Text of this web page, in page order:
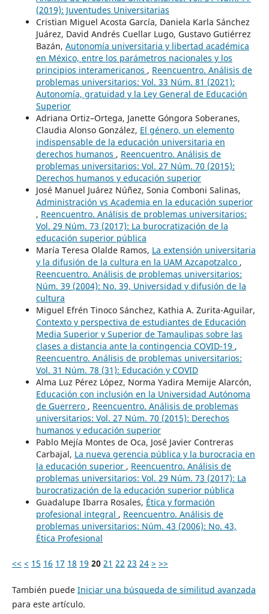
(2019): Juventudes Universitarias
Cristian Miguel Acosta García, Daniela Karla Sánchez
Juárez, David Andrés Cuellar Lugo, Gustavo Gutiérrez
Bazán, Autonomía universitaria y libertad académica
en México, entre los parámetros nacionales y los
principios interamericanos , Reencuentro. Análisis de
problemas universitarios: Vol. 33 Núm. 81 (2021):
Autonomía, gratuidad y la Ley General de Educación
Superior
Adriana Ortiz–Ortega, Janette Góngora Soberanes,
Claudia Alonso González, El género, un elemento
indispensable de la educación universitaria en
derechos humanos , Reencuentro. Análisis de
problemas universitarios: Vol. 27 Núm. 70 (2015):
Derechos humanos y educación superior
José Manuel Juárez Núñez, Sonia Comboni Salinas,
Administración vs Academia en la educación superior
, Reencuentro. Análisis de problemas universitarios:
Vol. 29 Núm. 73 (2017): La burocratización de la
educación superior pública
María Teresa Olalde Ramos, La extensión universitaria
y la difusión de la cultura en la UAM Azcapotzalco ,
Reencuentro. Análisis de problemas universitarios:
Núm. 39 (2004): No. 39, Universidad y difusión de la
cultura
Miguel Efrén Tinoco Sánchez, Kathia A. Zurita-Aguilar,
Contexto y perspectiva de estudiantes de Educación
Media Superior y Superior de Tamaulipas sobre las
clases a distancia ante la contingencia COVID-19 ,
Reencuentro. Análisis de problemas universitarios:
Vol. 31 Núm. 78 (31): Educación y COVID
Alma Luz Pérez López, Norma Yadira Memije Alarcón,
Educación con inclusión en la Universidad Autónoma
de Guerrero , Reencuentro. Análisis de problemas
universitarios: Vol. 27 Núm. 70 (2015): Derechos
humanos y educación superior
Pablo Mejía Montes de Oca, José Javier Contreras
Carbajal, La nueva gerencia pública y la burocracia en
la educación superior , Reencuentro. Análisis de
problemas universitarios: Vol. 29 Núm. 73 (2017): La
burocratización de la educación superior pública
Guadalupe Ibarra Rosales, Ética y formación
profesional integral , Reencuentro. Análisis de
problemas universitarios: Núm. 43 (2006): No. 43,
Ética Profesional
<< < 15 16 17 18 19 20 21 22 23 24 > >>
También puede Iniciar una búsqueda de similitud avanzada
para este artículo.